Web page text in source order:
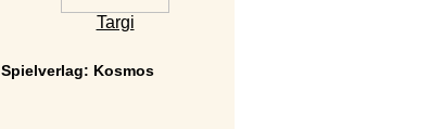
Targi
Spielverlag: Kosmos